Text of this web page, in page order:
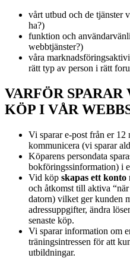
vårt utbud och de tjänster
ha?)
funktion och
webbtjänster?)
våra
rätt typ av person i rätt
VARFÖR
KÖP I VÅR
Vi sparar e-post från er 12
kommunicera (vi sparar
Köparens persondata
bokföringssinformation) i
Vid köp skapas ett konto
och åtkomst till aktiva
datorn) vilket ger kunden
adressuppgifter, ändra
senaste köp.
Vi sparar information om
träningsintressen för att
utbildningar.